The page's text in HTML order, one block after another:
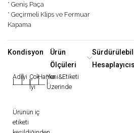
* Geniş Paça
* Geçirmeli Klips ve Fermuar
Kapama
Kondisyon
Adilİyi
|
Çok
İyi
Harika
|
Yeni&Etiketi
Üzerinde
Ürünün iç
etiketi
Ürün
Ölçüleri